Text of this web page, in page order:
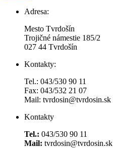
Adresa:
Mesto Tvrdošín
Trojičné námestie 185/2
027 44 Tvrdošín
Kontakty:
Tel.: 043/530 90 11
Fax: 043/532 21 07
Mail: tvrdosin@tvrdosin.sk
Kontakty
Tel.: 043/530 90 11
Mail: tvrdosin@tvrdosin.sk